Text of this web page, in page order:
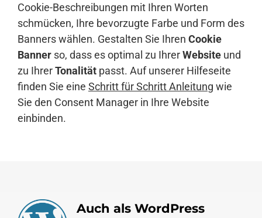
Cookie-Beschreibungen mit Ihren Worten
schmücken, Ihre bevorzugte Farbe und Form des
Banners wählen. Gestalten Sie Ihren Cookie
Banner so, dass es optimal zu IhrerWebsite und
zu IhrerTonalität passt. Auf unserer Hilfeseite
finden Sie eine Schritt für Schritt Anleitung wie
Sie den Consent Manager in Ihre Website
einbinden.
Auch als WordPress